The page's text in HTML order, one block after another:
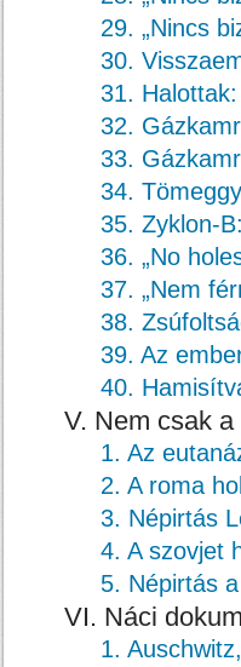
29. „Nincs
30.
31.
32.
33.
34.
35. Zyklon-
36. „No
37. „Nem
38.
39. Az
40.
V. Nem csak
1. Az
2. A roma
3. Népirtás
4. A szovjet
5. Népirtás
VI. Náci
1.